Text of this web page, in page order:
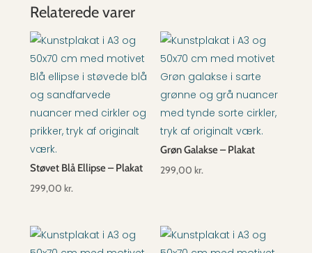
Relaterede varer
Støvet Blå Ellipse – Plakat
299,00 kr.
Grøn Galakse – Plakat
299,00 kr.